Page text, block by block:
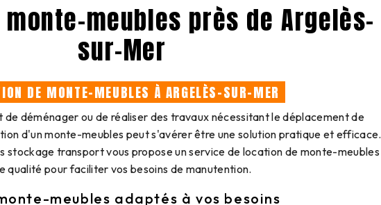
meubles près de Argelès-
sur-Mer
DE MONTE-MEUBLES À ARGELÈS-SUR-MER
de déménager ou de réaliser des travaux nécessitant le déplacement de
d'un monte-meubles peut s'avérer être une solution pratique et efficace.
stockage transport vous propose un service de location de monte-meubles
qualité pour faciliter vos besoins de manutention.
meubles adaptés à vos besoins